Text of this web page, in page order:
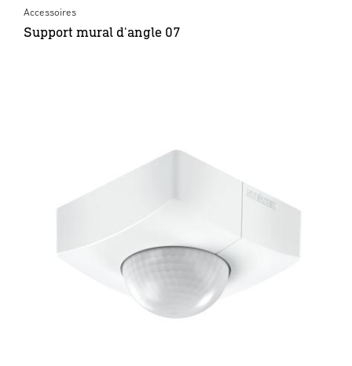
Accessoires
Support mural d'angle 07